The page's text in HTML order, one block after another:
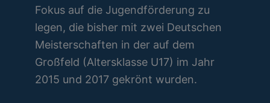
Fokus auf die Jugendförderung zu
legen, die bisher mit zwei Deutschen
Meisterschaften in der auf dem
Großfeld (Altersklasse U17) im Jahr
2015 und 2017 gekrönt wurden.